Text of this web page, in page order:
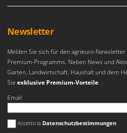
Schneefräsen
Schneeräumer
Schrotmühlen - elektrisch
Schweißgeräte
Seilwinden - Motorseilwinden
GYS
H
Hailo
Helvi
HiKOKI
Honda
Newsletter
Melden Sie sich für den agrieuro-
Premium-Programms. Neben News und
Garten, Landwirtschaft, Haushalt und dem
Sie exklusive Premium-Vorteile.
Email
Es ist ein Fehler aufgetreten
Accetto la Datenschutzbestimmungen